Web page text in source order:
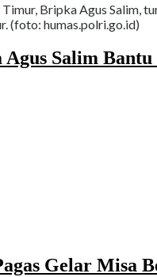
Bripka Agus Salim,
(foto: humas.polri.go.id)
Salim
Gelar Misa